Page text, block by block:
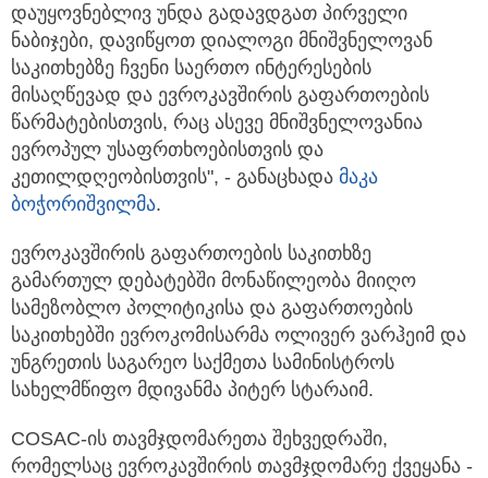
დაუყოვნებლივ უნდა გადავდგათ პირველი
ნაბიჯები, დავიწყოთ დიალოგი მნიშვნელოვან
საკითხებზე ჩვენი საერთო ინტერესების
მისაღწევად და ევროკავშირის გაფართოების
წარმატებისთვის, რაც ასევე მნიშვნელოვანია
ევროპულ უსაფრთხოებისთვის და
კეთილდღეობისთვის", - განაცხადა მაკა
ბოჭორიშვილმა.
ევროკავშირის გაფართოების საკითხზე
გამართულ დებატებში მონაწილეობა მიიღო
სამეზობლო პოლიტიკისა და გაფართოების
საკითხებში ევროკომისარმა ოლივერ ვარჰეიმ და
უნგრეთის საგარეო საქმეთა სამინისტროს
სახელმწიფო მდივანმა პიტერ სტარაიმ.
COSAC-ის თავმჯდომარეთა შეხვედრაში,
რომელსაც ევროკავშირის თავმჯდომარე ქვეყანა -